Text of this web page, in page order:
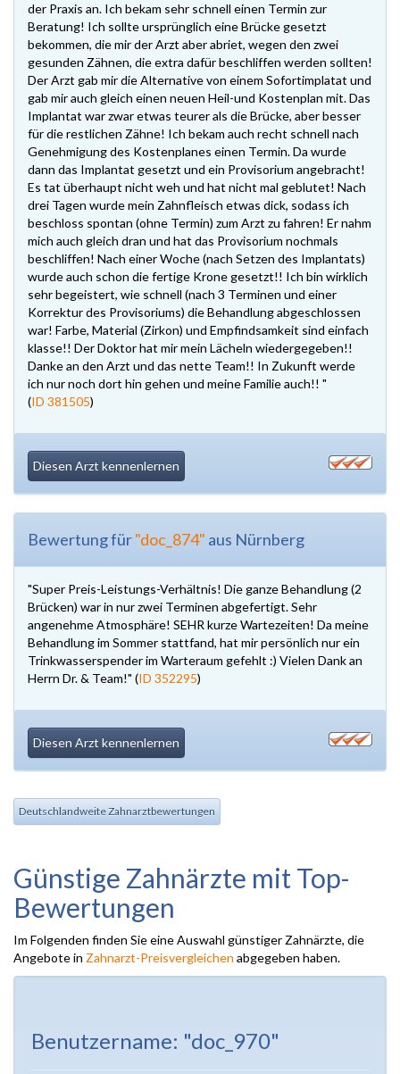
der Praxis an. Ich bekam sehr schnell einen Termin zur
Beratung! Ich sollte ursprünglich eine Brücke gesetzt
bekommen, die mir der Arzt aber abriet, wegen den zwei
gesunden Zähnen, die extra dafür beschliffen werden sollten!
Der Arzt gab mir die Alternative von einem Sofortimplatat und
gab mir auch gleich einen neuen Heil-und Kostenplan mit. Das
Implantat war zwar etwas teurer als die Brücke, aber besser
für die restlichen Zähne! Ich bekam auch recht schnell nach
Genehmigung des Kostenplanes einen Termin. Da wurde
dann das Implantat gesetzt und ein Provisorium angebracht!
Es tat überhaupt nicht weh und hat nicht mal geblutet! Nach
drei Tagen wurde mein Zahnfleisch etwas dick, sodass ich
beschloss spontan (ohne Termin) zum Arzt zu fahren! Er nahm
mich auch gleich dran und hat das Provisorium nochmals
beschliffen! Nach einer Woche (nach Setzen des Implantats)
wurde auch schon die fertige Krone gesetzt!! Ich bin wirklich
sehr begeistert, wie schnell (nach 3 Terminen und einer
Korrektur des Provisoriums) die Behandlung abgeschlossen
war! Farbe, Material (Zirkon) und Empfindsamkeit sind einfach
klasse!! Der Doktor hat mir mein Lächeln wiedergegeben!!
Danke an den Arzt und das nette Team!! In Zukunft werde
ich nur noch dort hin gehen und meine Familie auch!! "
(ID 381505)
Diesen Arzt kennenlernen
Bewertung für"doc_874" aus Nürnberg
"Super Preis-Leistungs-Verhältnis! Die ganze Behandlung (2
Brücken) war in nur zwei Terminen abgefertigt. Sehr
angenehme Atmosphäre! SEHR kurze Wartezeiten! Da meine
Behandlung im Sommer stattfand, hat mir persönlich nur ein
Trinkwasserspender im Warteraum gefehlt :) Vielen Dank an
Herrn Dr. & Team!" (ID 352295)
Diesen Arzt kennenlernen
Deutschlandweite Zahnarztbewertungen
Günstige Zahnärzte mit Top-
Bewertungen
Im Folgenden finden Sie eine Auswahl günstiger Zahnärzte, die
Angebote in Zahnarzt-Preisvergleichen abgegeben haben.
Benutzername: "doc_970"